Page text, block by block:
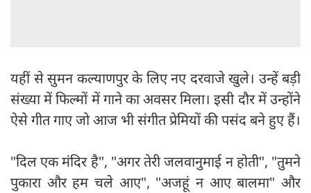
यहीं से सुमन कल्याणपुर के लिए नए दरवाजे खुले। उन्हें बड़ी
संख्या में फिल्मों में गाने का अवसर मिला। इसी दौर में उन्होंने
ऐसे गीत गाए जो आज भी संगीत प्रेमियों की पसंद बने हुए हैं।
"दिल एक मंदिर है", "अगर तेरी जलवानुमाई न होती", "तुमने
पुकारा और हम चले आए", "अजहूं न आए बालमा" और